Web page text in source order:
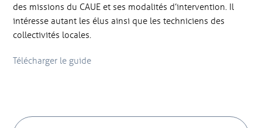
des missions du CAUE et ses modalités d’intervention. Il
intéresse autant les élus ainsi que les techniciens des
collectivités locales.
Télécharger le guide